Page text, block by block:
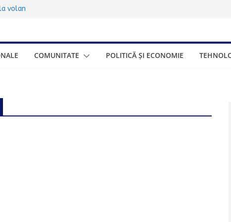
de trei zile
și cum se
COMUNITATE POLITICĂ ȘI ECONOMIE